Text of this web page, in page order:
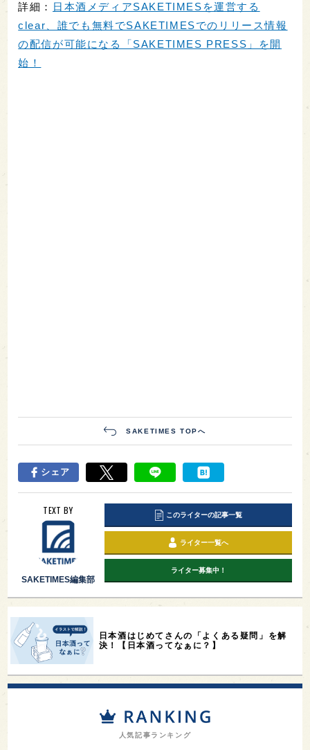
詳細：
日本酒メディアSAKETIMESを運営する
clear、誰でも無料でSAKETIMESでのリリース情報
の配信が可能になる「SAKETIMES PRESS」を開
始！
SAKETIMES TOPへ
シェア
TEXT BY
SAKETIMES編集部
このライターの記事一覧
ライター一覧へ
ライター募集中！
日本酒はじめてさんの「よくある疑問」を解
決！【日本酒ってなぁに？】
人気記事ランキング